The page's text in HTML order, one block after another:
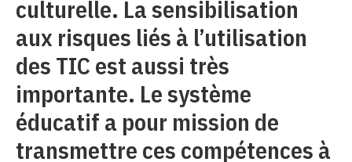
culturelle. La sensibilisation
aux risques liés à l’utilisation
des TIC est aussi très
importante. Le système
éducatif a pour mission de
transmettre ces compétences à